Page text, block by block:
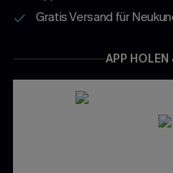
Gratis Versand für
APP